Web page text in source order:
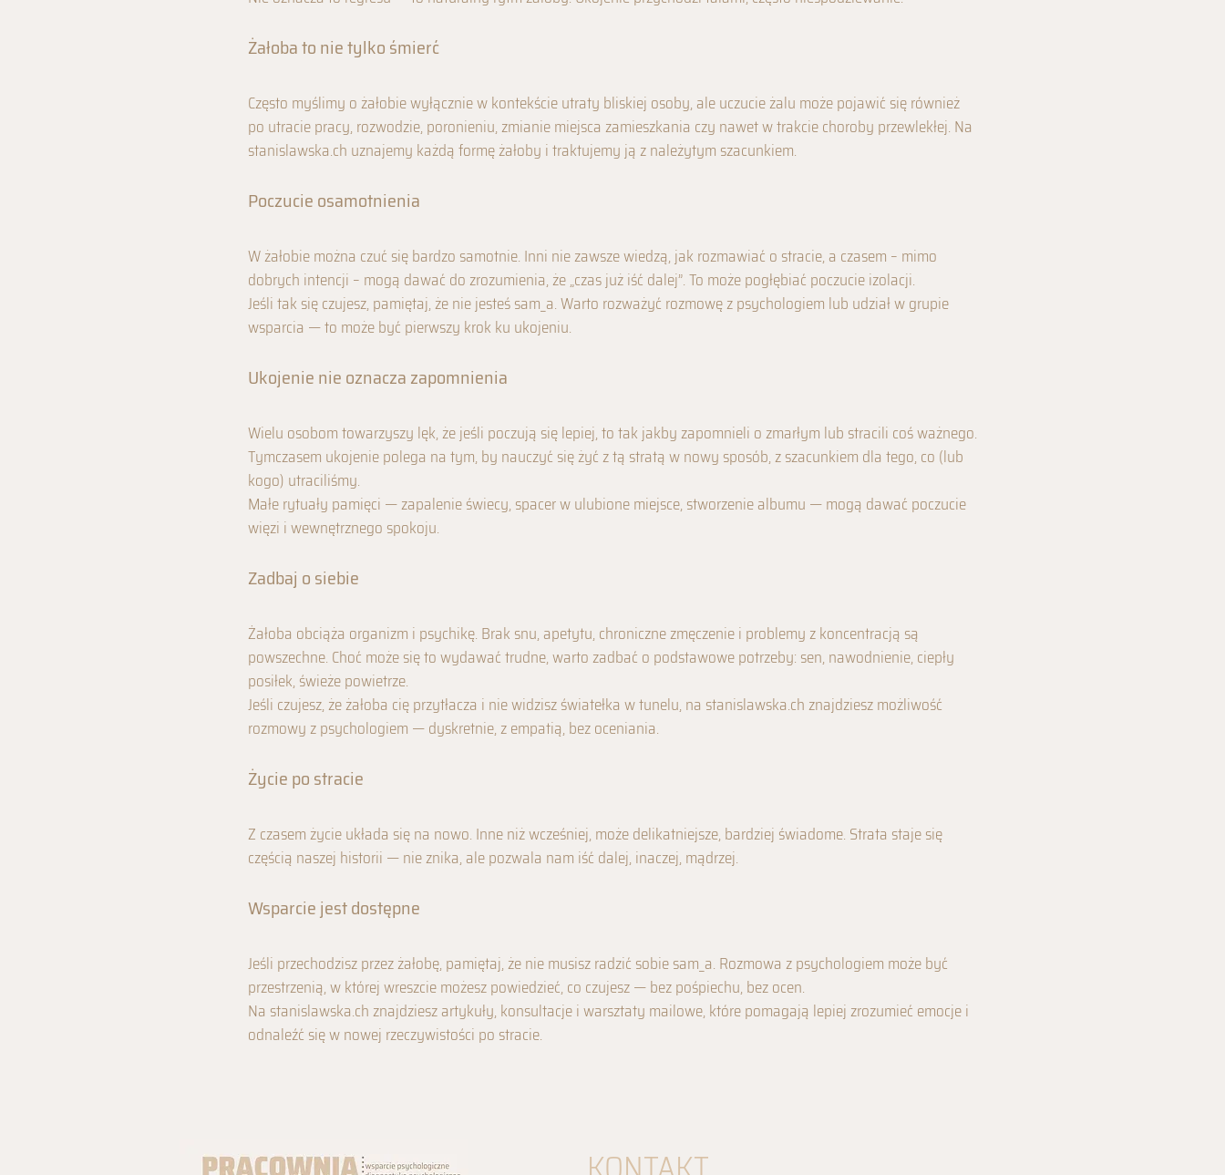
Żałoba to nie tylko śmierć
Często myślimy o żałobie wyłącznie w kontekście utraty bliskiej osoby, ale uczucie żalu może pojawić się również
po utracie pracy, rozwodzie, poronieniu, zmianie miejsca zamieszkania czy nawet w trakcie choroby przewlekłej. Na
stanislawska.ch uznajemy każdą formę żałoby i traktujemy ją z należytym szacunkiem.
Poczucie osamotnienia
W żałobie można czuć się bardzo samotnie. Inni nie zawsze wiedzą, jak rozmawiać o stracie, a czasem – mimo
dobrych intencji – mogą dawać do zrozumienia, że „czas już iść dalej”. To może pogłębiać poczucie izolacji.
Jeśli tak się czujesz, pamiętaj, że nie jesteś sam_a. Warto rozważyć rozmowę z psychologiem lub udział w grupie
wsparcia — to może być pierwszy krok ku ukojeniu.
Ukojenie nie oznacza zapomnienia
Wielu osobom towarzyszy lęk, że jeśli poczują się lepiej, to tak jakby zapomnieli o zmarłym lub stracili coś ważnego.
Tymczasem ukojenie polega na tym, by nauczyć się żyć z tą stratą w nowy sposób, z szacunkiem dla tego, co (lub
kogo) utraciliśmy.
Małe rytuały pamięci — zapalenie świecy, spacer w ulubione miejsce, stworzenie albumu — mogą dawać poczucie
więzi i wewnętrznego spokoju.
Zadbaj o siebie
Żałoba obciąża organizm i psychikę. Brak snu, apetytu, chroniczne zmęczenie i problemy z koncentracją są
powszechne. Choć może się to wydawać trudne, warto zadbać o podstawowe potrzeby: sen, nawodnienie, ciepły
posiłek, świeże powietrze.
Jeśli czujesz, że żałoba cię przytłacza i nie widzisz światełka w tunelu, na stanislawska.ch znajdziesz możliwość
rozmowy z psychologiem — dyskretnie, z empatią, bez oceniania.
Życie po stracie
Z czasem życie układa się na nowo. Inne niż wcześniej, może delikatniejsze, bardziej świadome. Strata staje się
częścią naszej historii — nie znika, ale pozwala nam iść dalej, inaczej, mądrzej.
Wsparcie jest dostępne
Jeśli przechodzisz przez żałobę, pamiętaj, że nie musisz radzić sobie sam_a. Rozmowa z psychologiem może być
przestrzenią, w której wreszcie możesz powiedzieć, co czujesz — bez pośpiechu, bez ocen.
Na stanislawska.ch znajdziesz artykuły, konsultacje i warsztaty mailowe, które pomagają lepiej zrozumieć emocje i
odnaleźć się w nowej rzeczywistości po stracie.